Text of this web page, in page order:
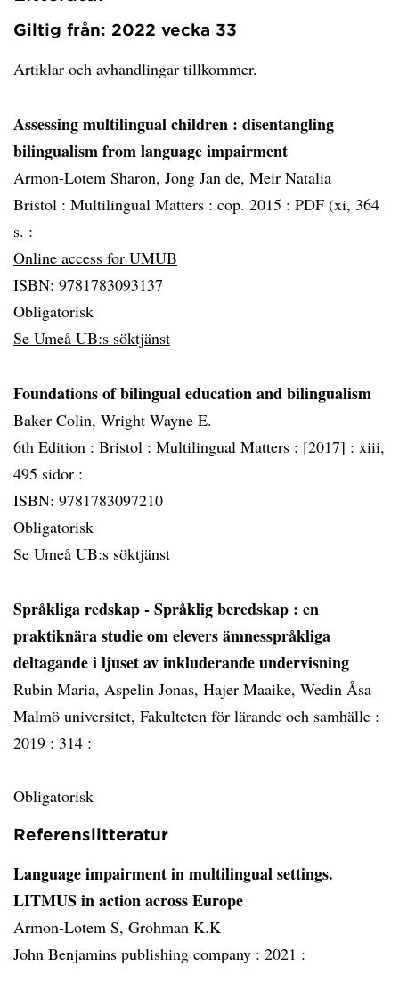
Giltig från: 2022 vecka 33
Artiklar och avhandlingar tillkommer.
Assessing multilingual children : disentangling
bilingualism from language impairment
Armon-Lotem Sharon, Jong Jan de, Meir Natalia
Bristol : Multilingual Matters : cop. 2015 : PDF (xi, 364
s. :
Online access for UMUB
ISBN: 9781783093137
Obligatorisk
Se Umeå UB:s söktjänst
Foundations of bilingual education and bilingualism
Baker Colin, Wright Wayne E.
6th Edition : Bristol : Multilingual Matters : [2017] : xiii,
495 sidor :
ISBN: 9781783097210
Obligatorisk
Se Umeå UB:s söktjänst
Språkliga redskap - Språklig beredskap : en
praktiknära studie om elevers ämnesspråkliga
deltagande i ljuset av inkluderande undervisning
Rubin Maria, Aspelin Jonas, Hajer Maaike, Wedin Åsa
Malmö universitet, Fakulteten för lärande och samhälle :
2019 : 314 :
Obligatorisk
Referenslitteratur
Language impairment in multilingual settings.
LITMUS in action across Europe
Armon-Lotem S, Grohman K.K
John Benjamins publishing company : 2021 :